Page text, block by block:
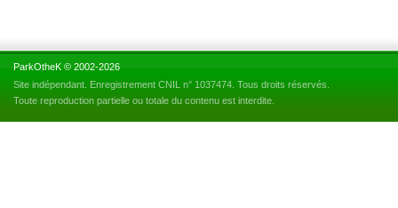
ParkOtheK © 2002-2026
Site indépendant. Enregistrement CNIL n° 1037474. Tous droits réservés.
Toute reproduction partielle ou totale du contenu est interdite.